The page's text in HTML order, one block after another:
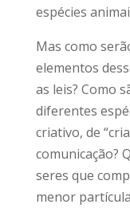
espécies
Mas como
elementos
as leis? Como
diferentes
criativo, de
comunicação?
seres que
menor